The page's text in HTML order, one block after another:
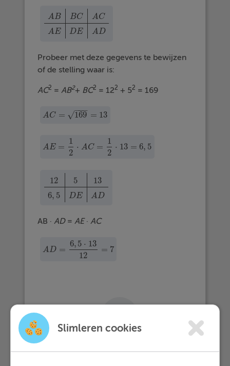
AB
AE
BC
DE
AC
AD
ABBCACAEDEAD
Probeer met deze gegevens te bewijzen
of de stelling waar is:
AC2 =AB2+ BC2 = 122 + 52 = 169
AC = 169
−−
−
√ = 13
A C=169= 13
AE =
1
2
⋅ AC =
1
2
⋅ 13 = 6, 5
AE= 12·AC =1 2·13 =6 ,5
12
6, 5
5
DE
13
AD
125136,5DEAD
AB ·AD=AE·AC
AD =
6, 5 ⋅ 13
12
= 7
AD= 6,5·1312=7
Slimleren cookies